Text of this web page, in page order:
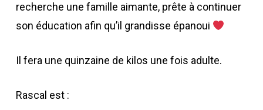
recherche une famille aimante, prête à continuer
son éducation afin qu’il grandisse épanoui
Il fera une quinzaine de kilos une fois adulte.
Rascal est :